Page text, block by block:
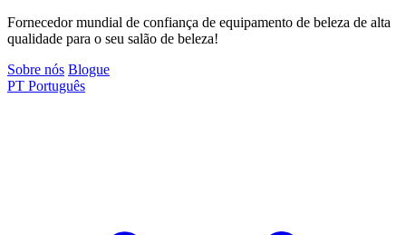
Fornecedor mundial de confiança de equipamento de beleza de alta
qualidade para o seu salão de beleza!
Sobre nós Blogue
PT Português